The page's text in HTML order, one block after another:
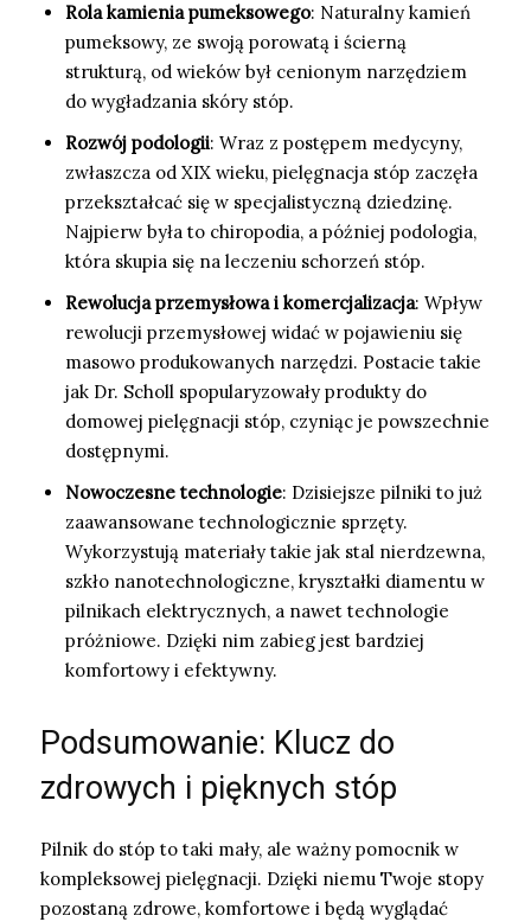
Rola kamienia pumeksowego: Naturalny kamień
pumeksowy, ze swoją porowatą i ścierną
strukturą, od wieków był cenionym narzędziem
do wygładzania skóry stóp.
Rozwój podologii: Wraz z postępem medycyny,
zwłaszcza od XIX wieku, pielęgnacja stóp zaczęła
przekształcać się w specjalistyczną dziedzinę.
Najpierw była to chiropodia, a później podologia,
która skupia się na leczeniu schorzeń stóp.
Rewolucja przemysłowa i komercjalizacja: Wpływ
rewolucji przemysłowej widać w pojawieniu się
masowo produkowanych narzędzi. Postacie takie
jak Dr. Scholl spopularyzowały produkty do
domowej pielęgnacji stóp, czyniąc je powszechnie
dostępnymi.
Nowoczesne technologie: Dzisiejsze pilniki to już
zaawansowane technologicznie sprzęty.
Wykorzystują materiały takie jak stal nierdzewna,
szkło nanotechnologiczne, kryształki diamentu w
pilnikach elektrycznych, a nawet technologie
próżniowe. Dzięki nim zabieg jest bardziej
komfortowy i efektywny.
Podsumowanie: Klucz do
zdrowych i pięknych stóp
Pilnik do stóp to taki mały, ale ważny pomocnik w
kompleksowej pielęgnacji. Dzięki niemu Twoje stopy
pozostaną zdrowe, komfortowe i będą wyglądać